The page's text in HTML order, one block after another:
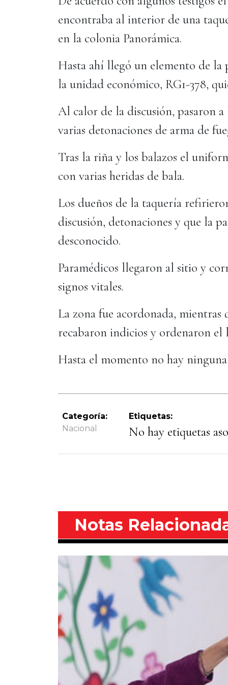
encontraba al interior de una
en la colonia Panorámica.
Hasta ahí llegó un elemento de
la unidad económico, RG1-378,
Al calor de la discusión, pasaron
varias detonaciones de arma de
Tras la riña y los balazos el
con varias heridas de bala.
Los dueños de la taquería
discusión, detonaciones y que la
desconocido.
Paramédicos llegaron al sitio y
signos vitales.
La zona fue acordonada,
recabaron indicios y ordenaron el
Hasta el momento no hay
Categoría:
Nacional
Etiquetas:
No hay etiquetas
Notas